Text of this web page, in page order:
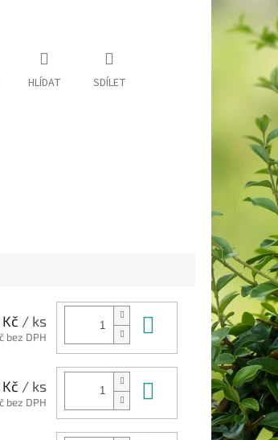
HLÍDAT SDÍLET
/ ks
bez DPH
Do košíku
/ ks
bez DPH
Do košíku